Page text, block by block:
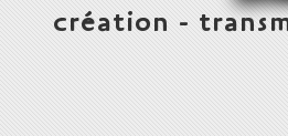
création -